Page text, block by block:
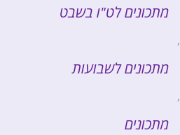
מתכונים לט"ו בשבט
,
מתכונים לשבועות
,
מתכונים